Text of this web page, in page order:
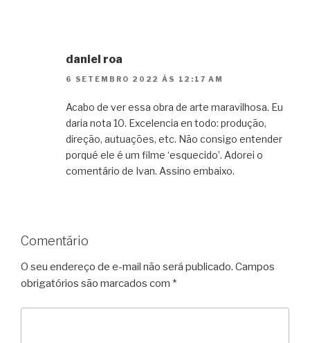
daniel roa
6 SETEMBRO 2022 ÀS 12:17 AM
Acabo de ver essa obra de arte maravilhosa. Eu
daria nota 10. Excelencia en todo: produção,
direção, autuações, etc. Não consigo entender
porqué ele é um filme ‘esquecido’. Adorei o
comentário de Ivan. Assino embaixo.
Comentário
O seu endereço de e-mail não será publicado. Campos
obrigatórios são marcados com *